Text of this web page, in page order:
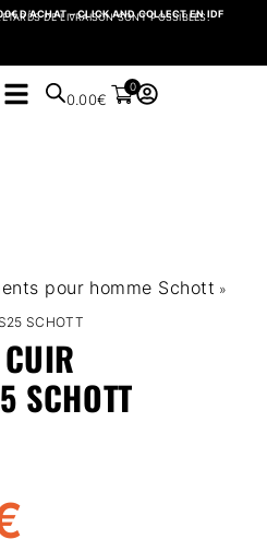
D’ACHAT – CLICK AND COLLECT EN IDF
DE LIVRAISON SONT POSSIBLES.
0.00€
0
pour homme Schott »
SCHOTT
SCHOTT